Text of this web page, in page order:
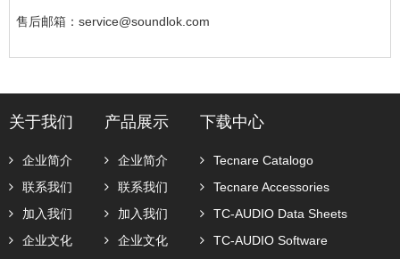
售后邮箱：service@soundlok.com
关于我们
企业简介
联系我们
加入我们
企业文化
产品展示
企业简介
联系我们
加入我们
企业文化
下载中心
Tecnare Catalogo
Tecnare Accessories
TC-AUDIO Data Sheets
TC-AUDIO Software